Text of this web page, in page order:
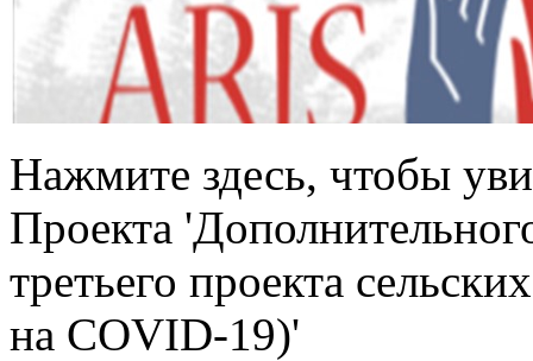
Нажмите здесь, чтобы
Проекта
третьего проекта
на COVID-19)'